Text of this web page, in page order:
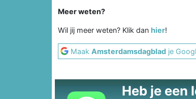
Meer weten?
Wil jij meer weten? Klik dan hier!
Maak Amsterdamsdagblad je
Heb je een